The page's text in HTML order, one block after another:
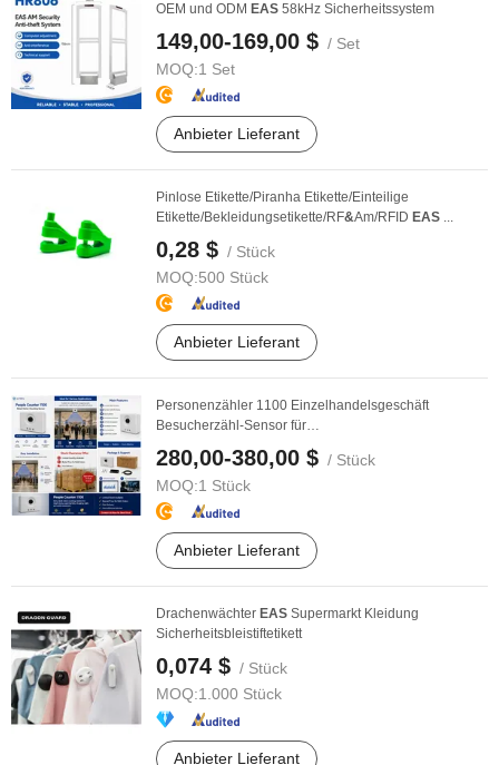
OEM und ODM EAS 58kHz Sicherheitssystem
149,00-169,00 $ / Set
MOQ:1 Set
Anbieter Lieferant
Pinlose Etikette/Piranha Etikette/Einteilige
Etikette/Bekleidungsetikette/RF&Am/RFID EAS ...
0,28 $ / Stück
MOQ:500 Stück
Anbieter Lieferant
Personenzähler 1100 Einzelhandelsgeschäft
Besucherzähl-Sensor für
Eingangsverkehrsüberwachung
280,00-380,00 $ / Stück
MOQ:1 Stück
Anbieter Lieferant
Drachenwächter EAS Supermarkt Kleidung
Sicherheitsbleistiftetikett
0,074 $ / Stück
MOQ:1.000 Stück
Anbieter Lieferant